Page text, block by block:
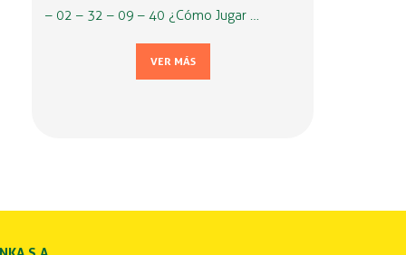
– 02 – 32 – 09 – 40 ¿Cómo Jugar …
VER MÁS